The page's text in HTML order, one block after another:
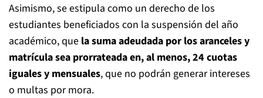
Asimismo, se estipula como un derecho de los
estudiantes beneficiados con la suspensión del año
académico, que la suma adeudada por los aranceles y
matrícula sea prorrateada en, al menos, 24 cuotas
iguales y mensuales, que no podrán generar intereses
o multas por mora.